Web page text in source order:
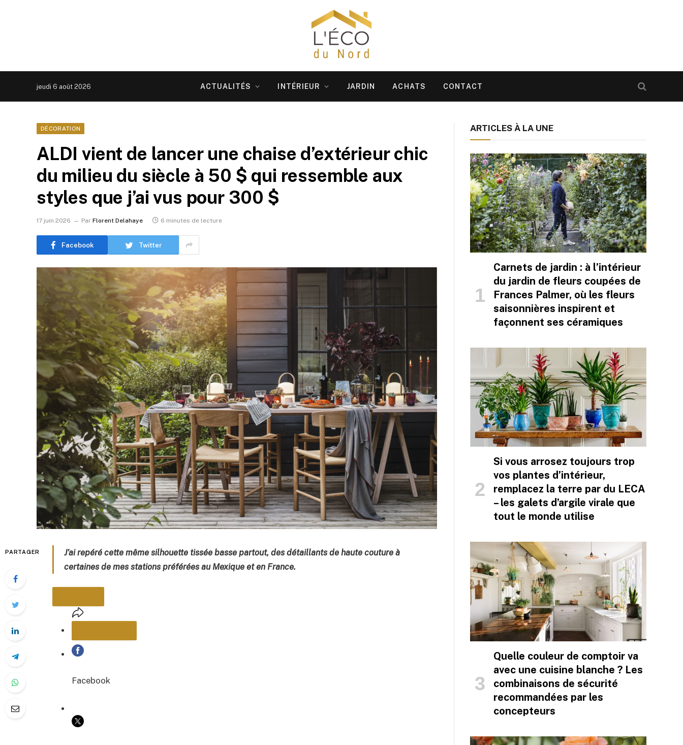
jeudi 6 août 2026 ACTUALITÉS INTÉRIEUR JARDIN ACHATS CONTACT
DÉCORATION
ALDI vient de lancer une chaise d’extérieur chic
du milieu du siècle à 50 $ qui ressemble aux
styles que j’ai vus pour 300 $
17 juin 2026 Par Florent Delahaye 6 minutes de lecture
Facebook Twitter
PARTAGER
J’ai repéré cette même silhouette tissée basse partout, des détaillants de haute couture à
certaines de mes stations préférées au Mexique et en France.
PARTAGER
COPIER LE LIEN
Facebook
ARTICLES À LA UNE
Carnets de jardin : à l’intérieur
du jardin de fleurs coupées de
Frances Palmer, où les fleurs
saisonnières inspirent et
façonnent ses céramiques
Si vous arrosez toujours trop
vos plantes d’intérieur,
remplacez la terre par du LECA
– les galets d’argile virale que
tout le monde utilise
Quelle couleur de comptoir va
avec une cuisine blanche ? Les
combinaisons de sécurité
recommandées par les
concepteurs